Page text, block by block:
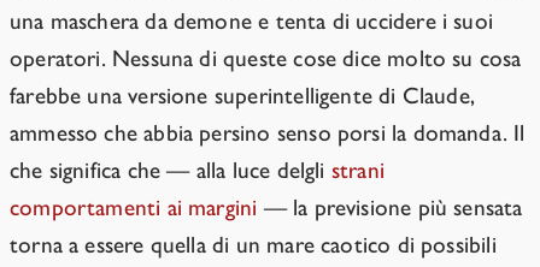
una maschera da demone e tenta di uccidere i suoi
operatori. Nessuna di queste cose dice molto su cosa
farebbe una versione superintelligente di Claude,
ammesso che abbia persino senso porsi la domanda. Il
che significa che — alla luce delgli strani
comportamenti ai margini — la previsione più sensata
torna a essere quella di un mare caotico di possibili